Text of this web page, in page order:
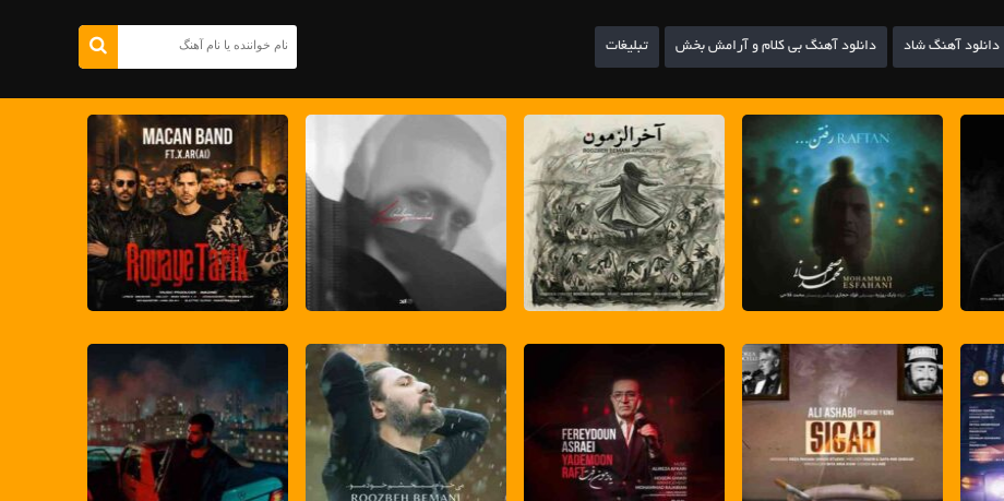
دانلود آهنگ شاد دانلود آهنگ بی کلام و آرامش بخش تبلیغات